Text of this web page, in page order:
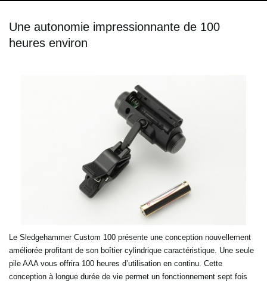
Une autonomie impressionnante de 100
heures environ
Le Sledgehammer Custom 100 présente une conception nouvellement
améliorée profitant de son boîtier cylindrique caractéristique. Une seule
pile AAA vous offrira 100 heures d’utilisation en continu. Cette
conception à longue durée de vie permet un fonctionnement sept fois